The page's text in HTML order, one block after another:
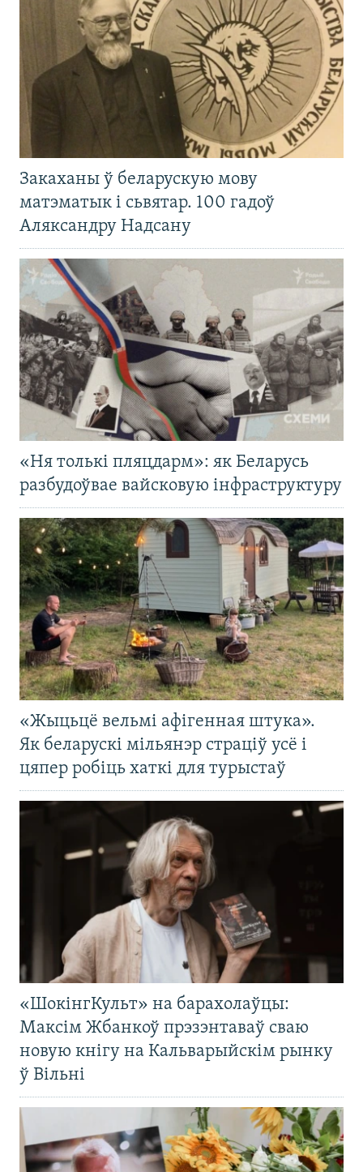
Закаханы ў беларускую мову
матэматык і сьвятар. 100 гадоў
Аляксандру Надсану
«Ня толькі пляцдарм»: як Беларусь
разбудоўвае вайсковую інфраструктуру
«Жыцьцё вельмі афігенная штука».
Як беларускі мільянэр страціў усё і
цяпер робіць хаткі для турыстаў
«ШокінгКульт» на барахолаўцы:
Максім Жбанкоў прэзэнтаваў сваю
новую кнігу на Кальварыйскім рынку
ў Вільні